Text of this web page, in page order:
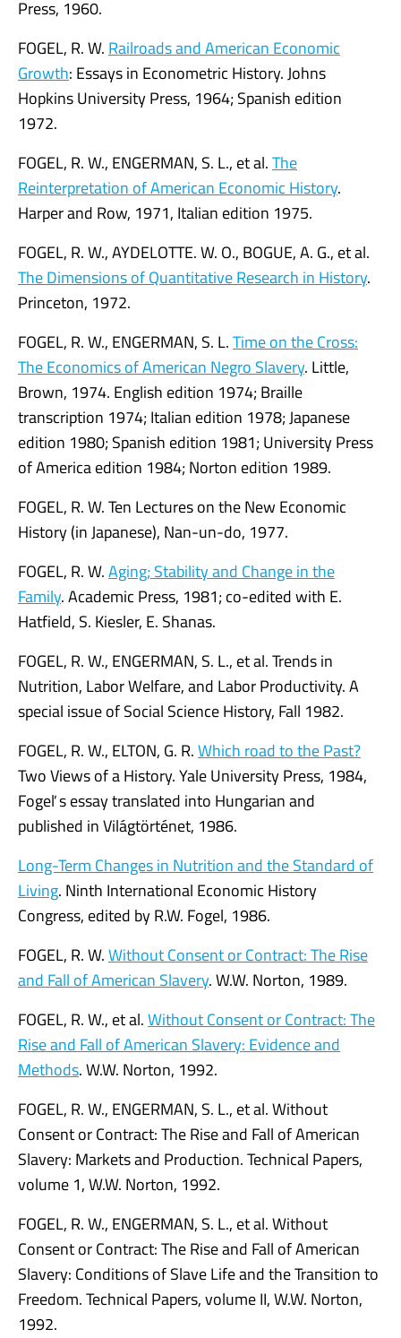
Press, 1960.
FOGEL, R. W. Railroads and American Economic
Growth: Essays in Econometric History. Johns
Hopkins University Press, 1964; Spanish edition
1972.
FOGEL, R. W., ENGERMAN, S. L., et al.The
Reinterpretation of American Economic History.
Harper and Row, 1971, Italian edition 1975.
FOGEL, R. W., AYDELOTTE. W. O., BOGUE, A. G., et al.
The Dimensions of Quantitative Research in History.
Princeton, 1972.
FOGEL, R. W., ENGERMAN, S. L.Time on the Cross:
The Economics of American Negro Slavery. Little,
Brown, 1974. English edition 1974; Braille
transcription 1974; Italian edition 1978; Japanese
edition 1980; Spanish edition 1981; University Press
of America edition 1984; Norton edition 1989.
FOGEL, R. W. Ten Lectures on the New Economic
History (in Japanese), Nan-un-do, 1977.
FOGEL, R. W.Aging; Stability and Change in the
Family. Academic Press, 1981; co-edited with E.
Hatfield, S. Kiesler, E. Shanas.
FOGEL, R. W., ENGERMAN, S. L., et al. Trends in
Nutrition, Labor Welfare, and Labor Productivity. A
special issue of Social Science History, Fall 1982.
FOGEL, R. W., ELTON, G. R.Which road to the Past?
Two Views of a History. Yale University Press, 1984,
Fogeľ s essay translated into Hungarian and
published in Világtörténet, 1986.
Long-Term Changes in Nutrition and the Standard of
Living. Ninth International Economic History
Congress, edited by R.W. Fogel, 1986.
FOGEL, R. W.Without Consent or Contract: The Rise
and Fall of American Slavery. W.W. Norton, 1989.
FOGEL, R. W., et al.Without Consent or Contract: The
Rise and Fall of American Slavery: Evidence and
Methods. W.W. Norton, 1992.
FOGEL, R. W., ENGERMAN, S. L., et al. Without
Consent or Contract: The Rise and Fall of American
Slavery: Markets and Production. Technical Papers,
volume 1, W.W. Norton, 1992.
FOGEL, R. W., ENGERMAN, S. L., et al. Without
Consent or Contract: The Rise and Fall of American
Slavery: Conditions of Slave Life and the Transition to
Freedom. Technical Papers, volume II, W.W. Norton,
1992.